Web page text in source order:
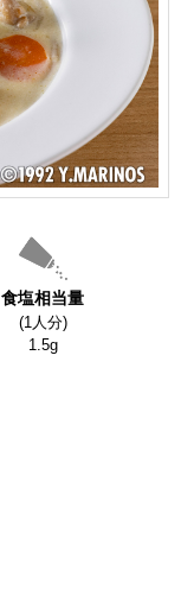
食塩相当量
(1人分)
1.5g